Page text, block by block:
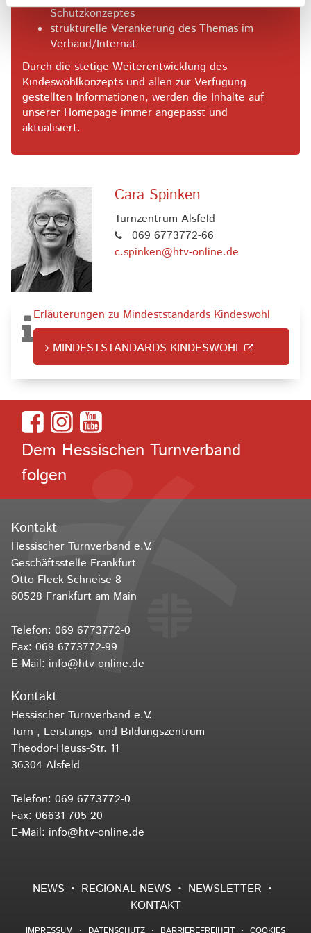
Schutzkonzeptes
strukturelle Verankerung des Themas im
Verband/Internat
Durch die stetige Weiterentwicklung des
Kindeswohlkonzepts und allen zur Verfügung
gestellten Informationen, werden die Inhalte auf
unserer Homepage immer angepasst und
aktualisiert.
Cara Spinken
Turnzentrum Alsfeld
069 6773772-66
c.spinken@htv-online.de
Erläuterungen zu Mindeststandards Kindeswohl
MINDESTSTANDARDS KINDESWOHL
Dem Hessischen Turnverband
folgen
Kontakt
Hessischer Turnverband e.V.
Geschäftsstelle Frankfurt
Otto-Fleck-Schneise 8
60528 Frankfurt am Main
Telefon: 069 6773772-0
Fax: 069 6773772-99
E-Mail: info@htv-online.de
Kontakt
Hessischer Turnverband e.V.
Turn-, Leistungs- und Bildungszentrum
Theodor-Heuss-Str. 11
36304 Alsfeld
Telefon: 069 6773772-0
Fax: 06631 705-20
E-Mail: info@htv-online.de
NEWS REGIONAL NEWS
NEWSLETTER
KONTAKT
IMPRESSUM DATENSCHUTZ BARRIEREFREIHEIT COOKIES